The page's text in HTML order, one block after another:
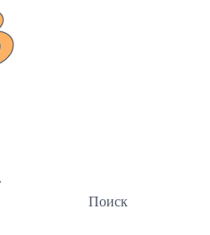
Поиск